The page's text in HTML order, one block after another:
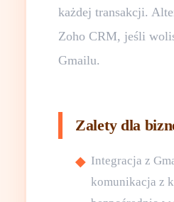
każdej transakcji.
Zoho CRM, jeśli
Gmailu.
Zalety dla
Integracja z
komunikacja z